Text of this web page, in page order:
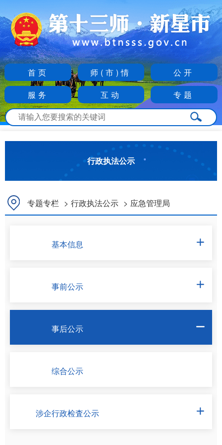
首页 师(市)情
公开
服务
互动 专题
行政执法公示
专题专栏 > 行政执法公示 > 应急管理局
基本信息 
事前公示 
事后公示 
综合公示
涉企行政检査公示 